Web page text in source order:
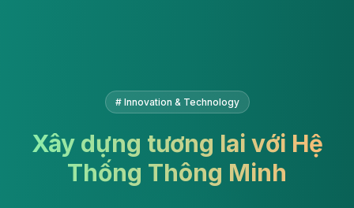
# Innovation & Technology
Xây dựng tương lai với Hệ
Thống Thông Minh